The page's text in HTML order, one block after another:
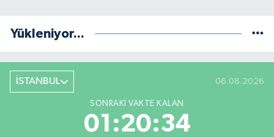
Yükleniyor...
İSTANBUL 06.08.2026
SONRAKI VAKTE KALAN
01:20:33